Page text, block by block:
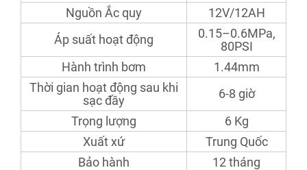
Nguồn Ắc quy
12V/12AH
Áp suất hoạt động
0.15–0.6MPa,
80PSI
Hành trình bơm
1.44mm
Thời gian hoạt động sau khi
sạc đầy
6-8 giờ
Trọng lượng
6 Kg
Xuất xứ
Trung Quốc
Bảo hành
12 tháng